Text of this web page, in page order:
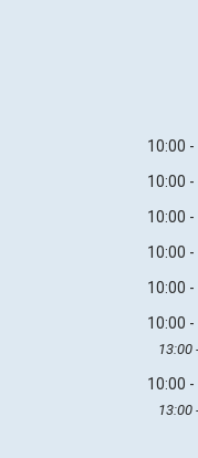
10:00
10:00
10:00
10:00
10:00
10:00
13:00
10:00
13:00